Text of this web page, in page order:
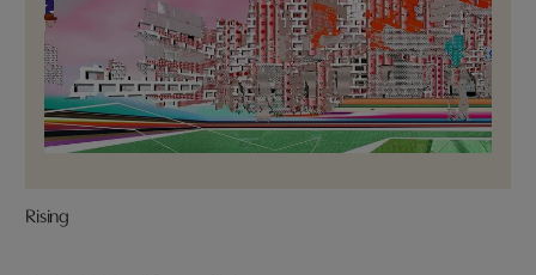
Rising